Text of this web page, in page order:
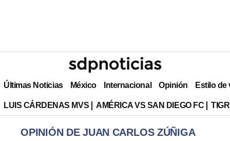
Últimas Noticias México Internacional Opinión Estilo de
LUIS CÁRDENAS MVS AMÉRICA VS SAN DIEGO FC
OPINIÓN DE JUAN CARLOS ZÚÑIGA